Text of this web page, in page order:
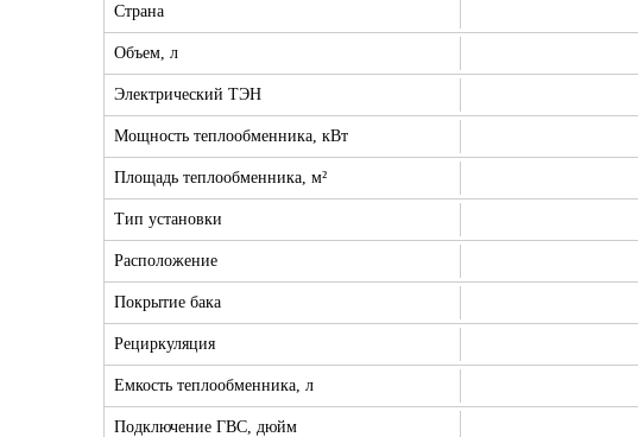
Страна
Объем, л
Электрический ТЭН
Мощность теплообменника, кВт
Площадь теплообменника, м²
Тип установки
Расположение
Покрытие бака
Рециркуляция
Емкость теплообменника, л
Подключение ГВС, дюйм